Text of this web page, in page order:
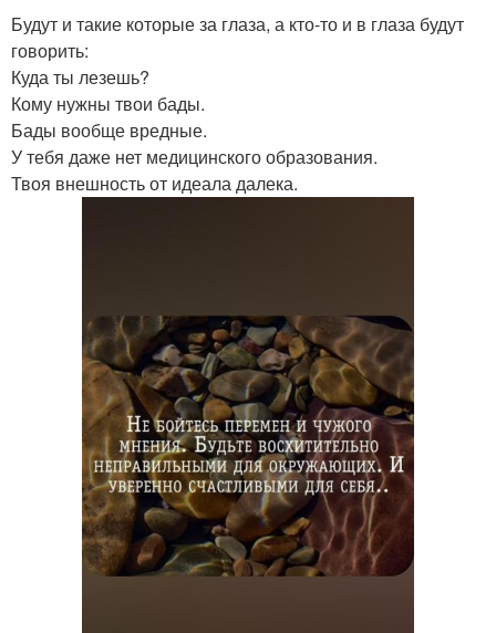
Будут и такие которые за глаза, а кто-то и в глаза будут
говорить:
Куда ты лезешь?
Кому нужны твои бады.
Бады вообще вредные.
У тебя даже нет медицинского образования.
Твоя внешность от идеала далека.